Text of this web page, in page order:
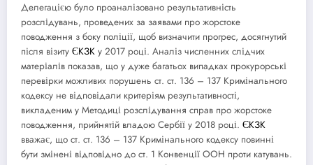
Делегацією було проаналізовано результативність
розслідувань, проведених за заявами про жорстоке
поводження з боку поліції, щоб визначити прогрес, досягнутий
після візиту ЄКЗК у 2017 році. Аналіз численних слідчих
матеріалів показав, що у дуже багатьох випадках прокурорські
перевірки можливих порушень ст. ст. 136 – 137 Кримінального
кодексу не відповідали критеріям результативності,
викладеним у Методиці розслідування справ про жорстоке
поводження, прийнятій владою Сербії у 2018 році. ЄКЗК
вважає, що ст. ст. 136 – 137 Кримінального кодексу повинні
бути змінені відповідно до ст. 1 Конвенції ООН проти катувань.